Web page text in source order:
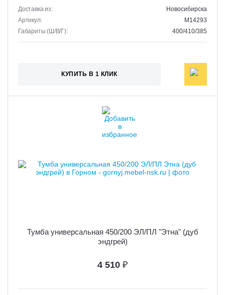
Доставка из:
Новосибирска
Артикул:
M14293
Габариты (Ш/В/Г):
400/410/385
КУПИТЬ В 1 КЛИК
Тумба универсальная 450/200 ЭЛ/ПЛ "Этна" (дуб
эндгрей)
4 510 ₽